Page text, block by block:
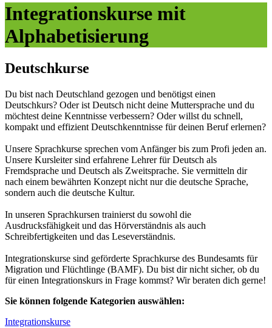
Integrationskurse mit
Alphabetisierung
Deutschkurse
Du bist nach Deutschland gezogen und benötigst einen
Deutschkurs? Oder ist Deutsch nicht deine Muttersprache und du
möchtest deine Kenntnisse verbessern? Oder willst du schnell,
kompakt und effizient Deutschkenntnisse für deinen Beruf erlernen?
Unsere Sprachkurse sprechen vom Anfänger bis zum Profi jeden an.
Unsere Kursleiter sind erfahrene Lehrer für Deutsch als
Fremdsprache und Deutsch als Zweitsprache. Sie vermitteln dir
nach einem bewährten Konzept nicht nur die deutsche Sprache,
sondern auch die deutsche Kultur.
In unseren Sprachkursen trainierst du sowohl die
Ausdrucksfähigkeit und das Hörverständnis als auch
Schreibfertigkeiten und das Leseverständnis.
Integrationskurse sind geförderte Sprachkurse des Bundesamts für
Migration und Flüchtlinge (BAMF). Du bist dir nicht sicher, ob du
für einen Integrationskurs in Frage kommst? Wir beraten dich gerne!
Sie können folgende Kategorien auswählen:
Integrationskurse